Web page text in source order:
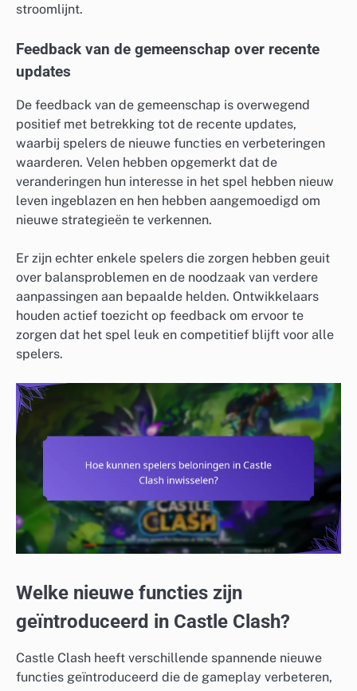
stroomlijnt.
Feedback van de gemeenschap over recente
updates
De feedback van de gemeenschap is overwegend
positief met betrekking tot de recente updates,
waarbij spelers de nieuwe functies en verbeteringen
waarderen. Velen hebben opgemerkt dat de
veranderingen hun interesse in het spel hebben nieuw
leven ingeblazen en hen hebben aangemoedigd om
nieuwe strategieën te verkennen.
Er zijn echter enkele spelers die zorgen hebben geuit
over balansproblemen en de noodzaak van verdere
aanpassingen aan bepaalde helden. Ontwikkelaars
houden actief toezicht op feedback om ervoor te
zorgen dat het spel leuk en competitief blijft voor alle
spelers.
Welke nieuwe functies zijn
geïntroduceerd in Castle Clash?
Castle Clash heeft verschillende spannende nieuwe
functies geïntroduceerd die de gameplay verbeteren,